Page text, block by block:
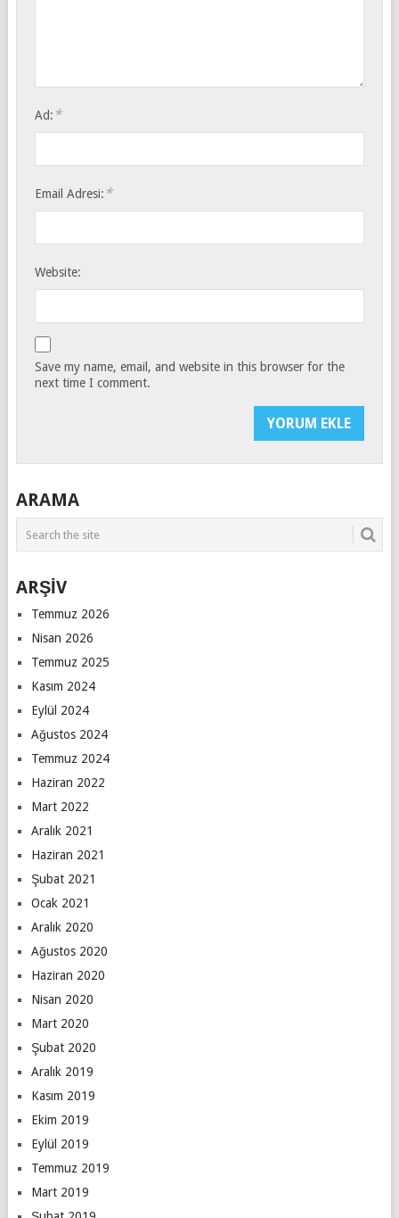
Ad: *
Email Adresi: *
Website:
Save my name, email, and website in this browser for the
next time I comment.
ARAMA
ARŞİV
Temmuz 2026
Nisan 2026
Temmuz 2025
Kasım 2024
Eylül 2024
Ağustos 2024
Temmuz 2024
Haziran 2022
Mart 2022
Aralık 2021
Haziran 2021
Şubat 2021
Ocak 2021
Aralık 2020
Ağustos 2020
Haziran 2020
Nisan 2020
Mart 2020
Şubat 2020
Aralık 2019
Kasım 2019
Ekim 2019
Eylül 2019
Temmuz 2019
Mart 2019